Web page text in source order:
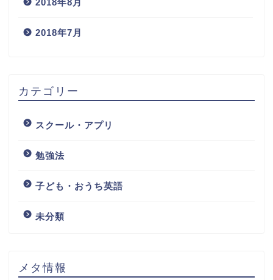
2018年8月
2018年7月
カテゴリー
スクール・アプリ
勉強法
子ども・おうち英語
未分類
メタ情報